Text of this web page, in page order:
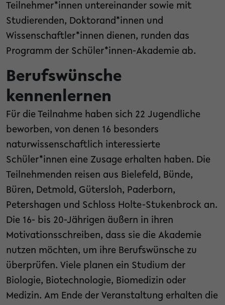
Teilnehmer*innen untereinander sowie mit
Studierenden, Doktorand*innen und
Wissenschaftler*innen dienen, runden das
Programm der Schüler*innen-Akademie ab.
Berufswünsche
kennenlernen
Für die Teilnahme haben sich 22 Jugendliche
beworben, von denen 16 besonders
naturwissenschaftlich interessierte
Schüler*innen eine Zusage erhalten haben. Die
Teilnehmenden reisen aus Bielefeld, Bünde,
Büren, Detmold, Gütersloh, Paderborn,
Petershagen und Schloss Holte-Stukenbrock an.
Die 16- bis 20-Jährigen äußern in ihren
Motivationsschreiben, dass sie die Akademie
nutzen möchten, um ihre Berufswünsche zu
überprüfen. Viele planen ein Studium der
Biologie, Biotechnologie, Biomedizin oder
Medizin. Am Ende der Veranstaltung erhalten die